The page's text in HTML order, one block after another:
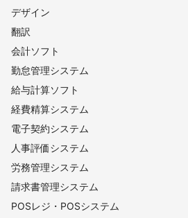
デザイン
翻訳
会計ソフト
勤怠管理システム
給与計算ソフト
経費精算システム
電子契約システム
人事評価システム
労務管理システム
請求書管理システム
POSレジ・POSシステム